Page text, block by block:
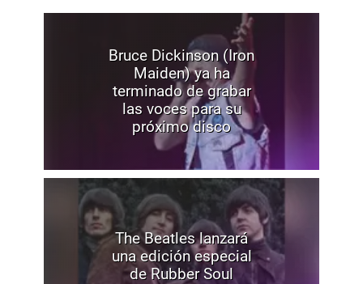
Bruce Dickinson (Iron
Maiden) ya ha
terminado de grabar
las voces para su
próximo disco
The Beatles lanzará
una edición especial
de Rubber Soul